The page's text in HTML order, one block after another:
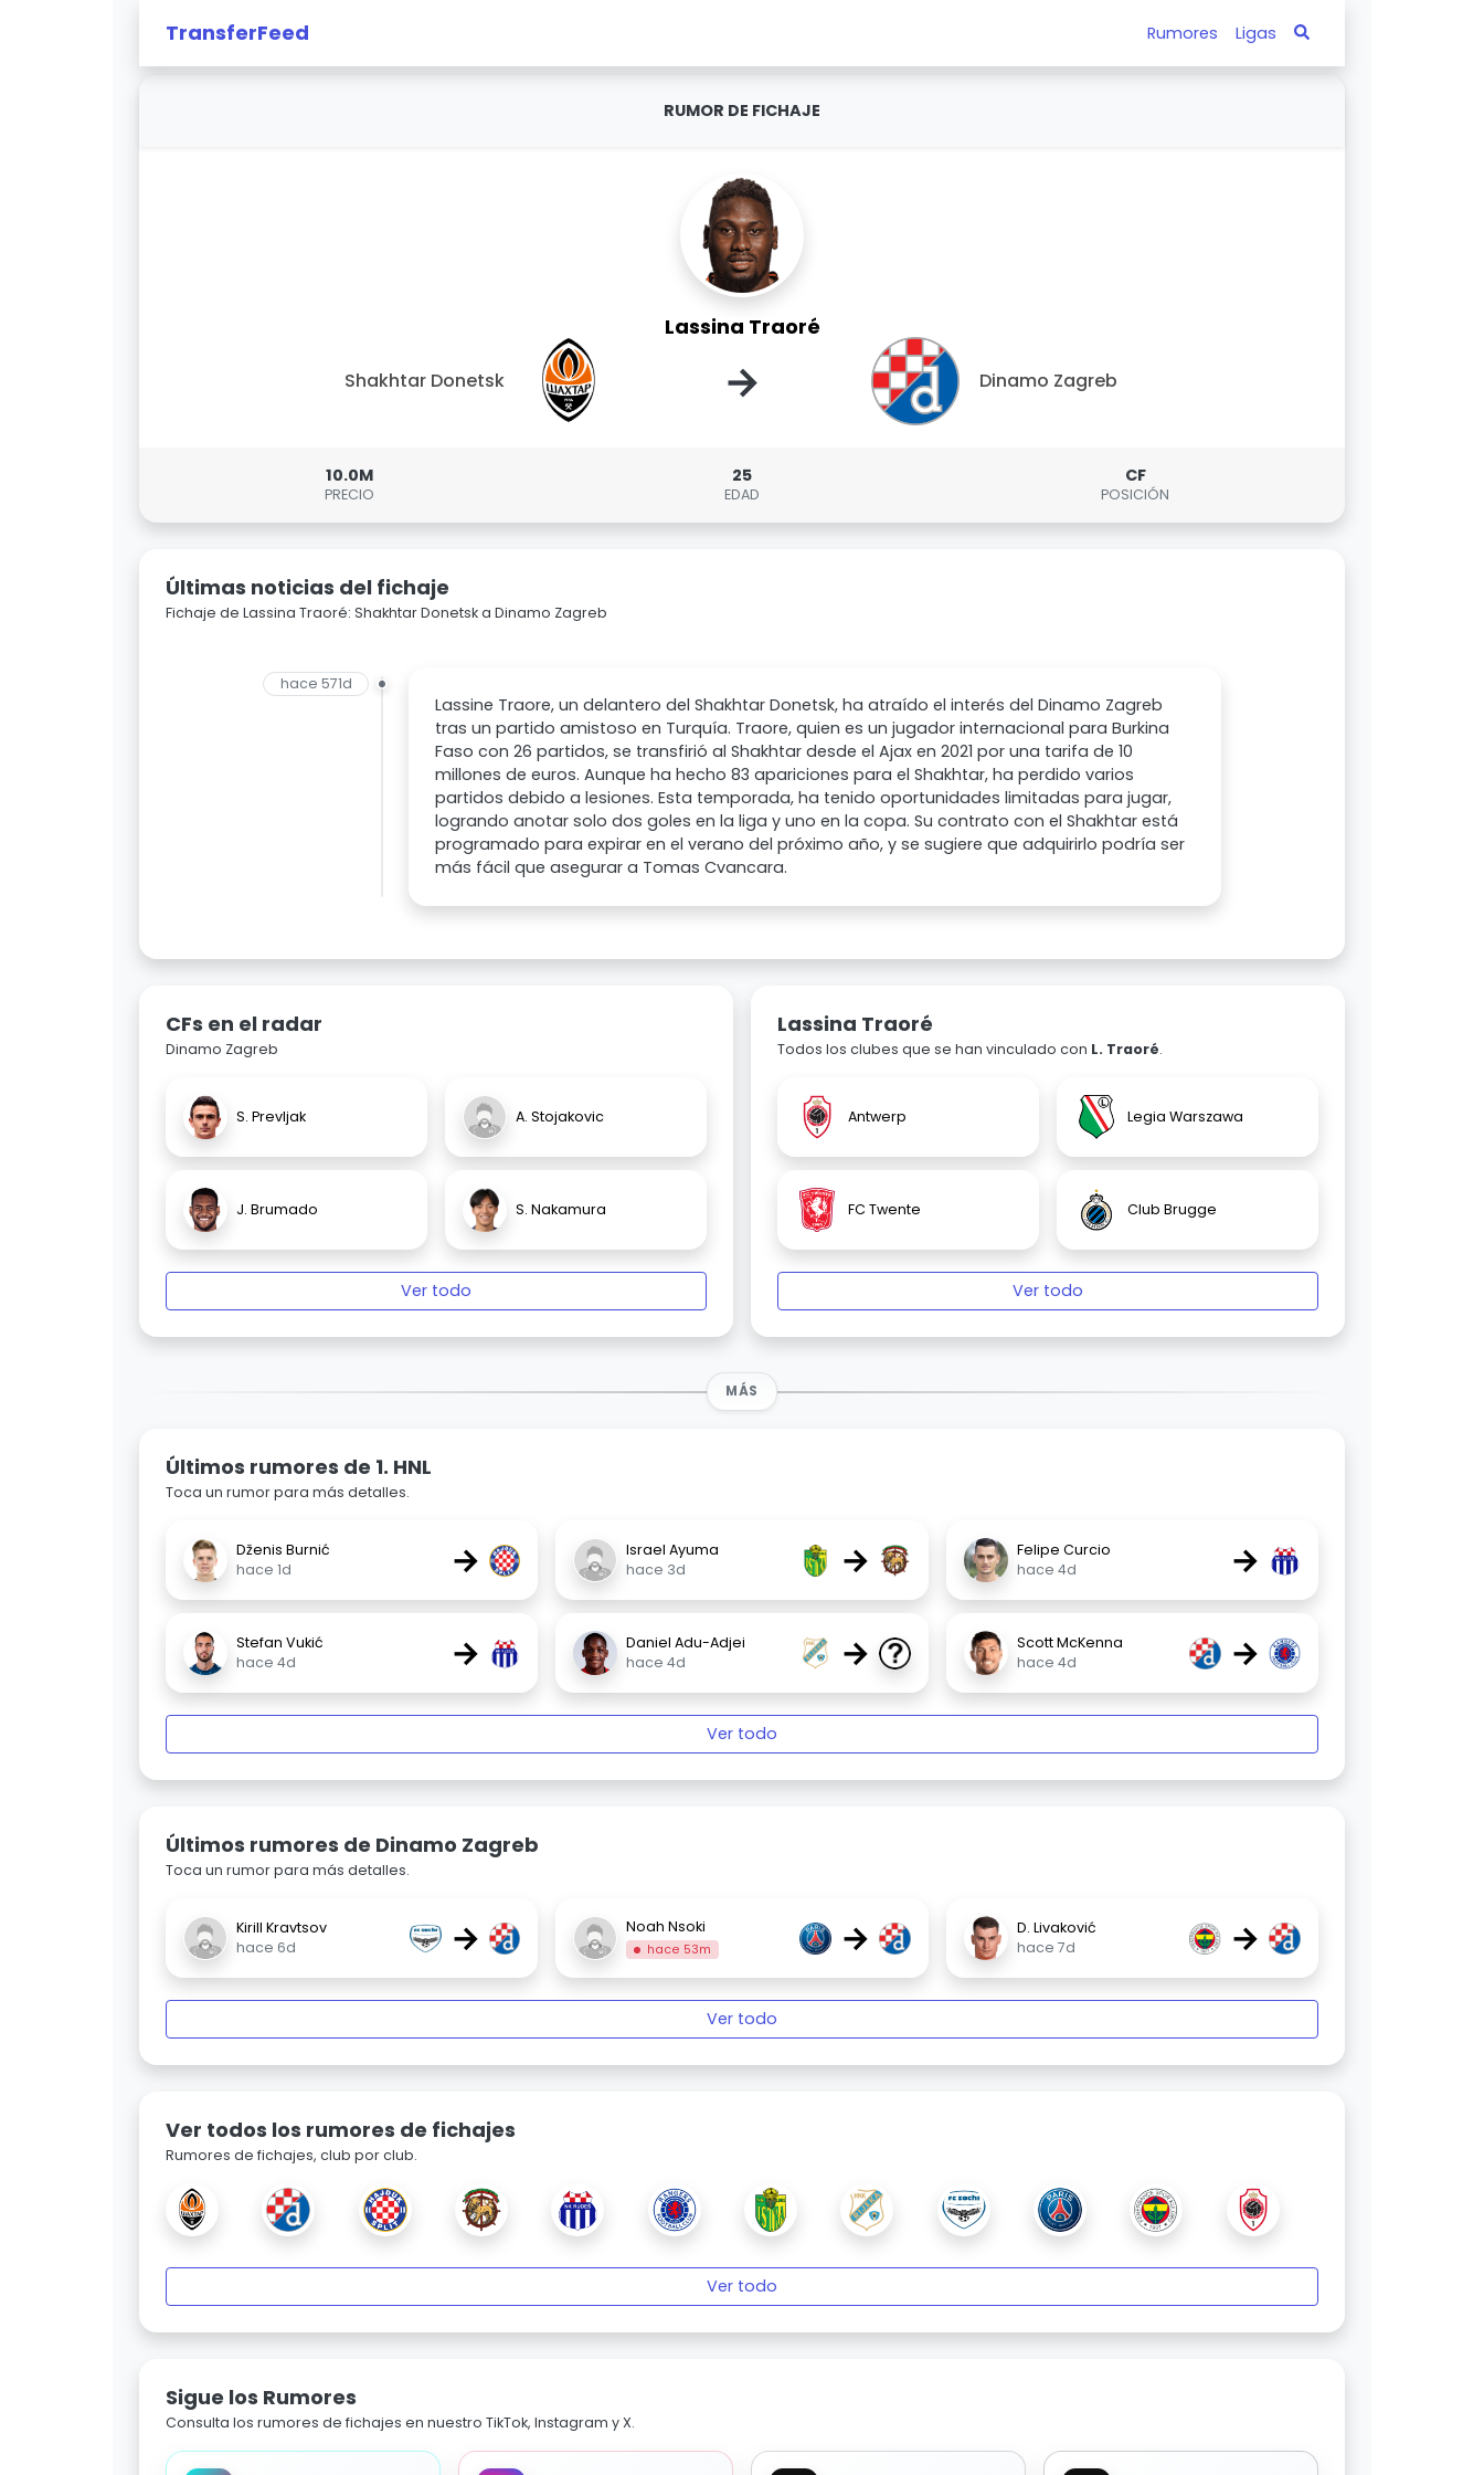
TransferFeed Rumores Ligas
RUMOR DE FICHAJE
Lassina Traoré
Shakhtar Donetsk → Dinamo Zagreb
10.0M
PRECIO
25
EDAD
CF
POSICIÓN
Últimas noticias del fichaje
Fichaje de Lassina Traoré: Shakhtar Donetsk a Dinamo Zagreb
hace 571d
Lassine Traore, un delantero del Shakhtar Donetsk, ha atraído el interés del Dinamo Zagreb
tras un partido amistoso en Turquía. Traore, quien es un jugador internacional para Burkina
Faso con 26 partidos, se transfirió al Shakhtar desde el Ajax en 2021 por una tarifa de 10
millones de euros. Aunque ha hecho 83 apariciones para el Shakhtar, ha perdido varios
partidos debido a lesiones. Esta temporada, ha tenido oportunidades limitadas para jugar,
logrando anotar solo dos goles en la liga y uno en la copa. Su contrato con el Shakhtar está
programado para expirar en el verano del próximo año, y se sugiere que adquirirlo podría ser
más fácil que asegurar a Tomas Cvancara.
CFs en el radar
Dinamo Zagreb
S. Prevljak A. Stojakovic
J. Brumado S. Nakamura
Ver todo
Lassina Traoré
Todos los clubes que se han vinculado con L. Traoré.
Antwerp Legia Warszawa
FC Twente Club Brugge
Ver todo
MÁS
Últimos rumores de 1. HNL
Toca un rumor para más detalles.
Dženis Burnić
hace 1d
→
Israel Ayuma
hace 3d
→
Felipe Curcio
hace 4d
→
Stefan Vukić
hace 4d
→
Daniel Adu-Adjei
hace 4d
→
Scott McKenna
hace 4d
→
Ver todo
Últimos rumores de Dinamo Zagreb
Toca un rumor para más detalles.
Kirill Kravtsov
hace 6d
→ Noah Nsoki
hace 53m →
D. Livaković
hace 7d
→
Ver todo
Ver todos los rumores de fichajes
Rumores de fichajes, club por club.
Ver todo
Sigue los Rumores
Consulta los rumores de fichajes en nuestro TikTok, Instagram y X.